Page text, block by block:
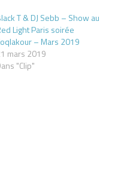
T & DJ Sebb – Show au
Light Paris soirée
– Mars 2019
mars 2019
"Clip"